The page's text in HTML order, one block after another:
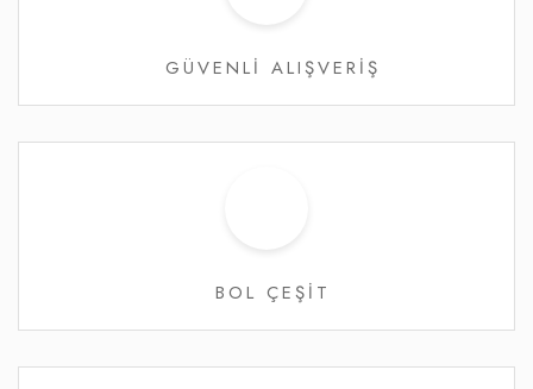
GÜVENLİ ALIŞVERİŞ
BOL ÇEŞİT